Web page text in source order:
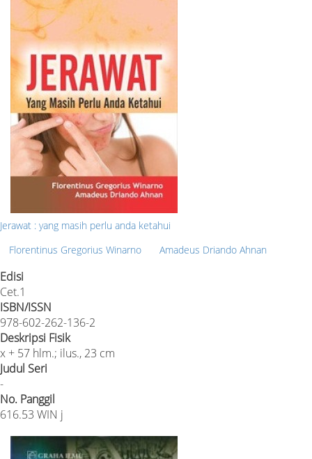
Jerawat : yang masih perlu anda ketahui
Florentinus Gregorius Winarno
Amadeus Driando Ahnan
Edisi
Cet.1
ISBN/ISSN
978-602-262-136-2
Deskripsi Fisik
x + 57 hlm.; ilus., 23 cm
Judul Seri
-
No. Panggil
616.53 WIN j